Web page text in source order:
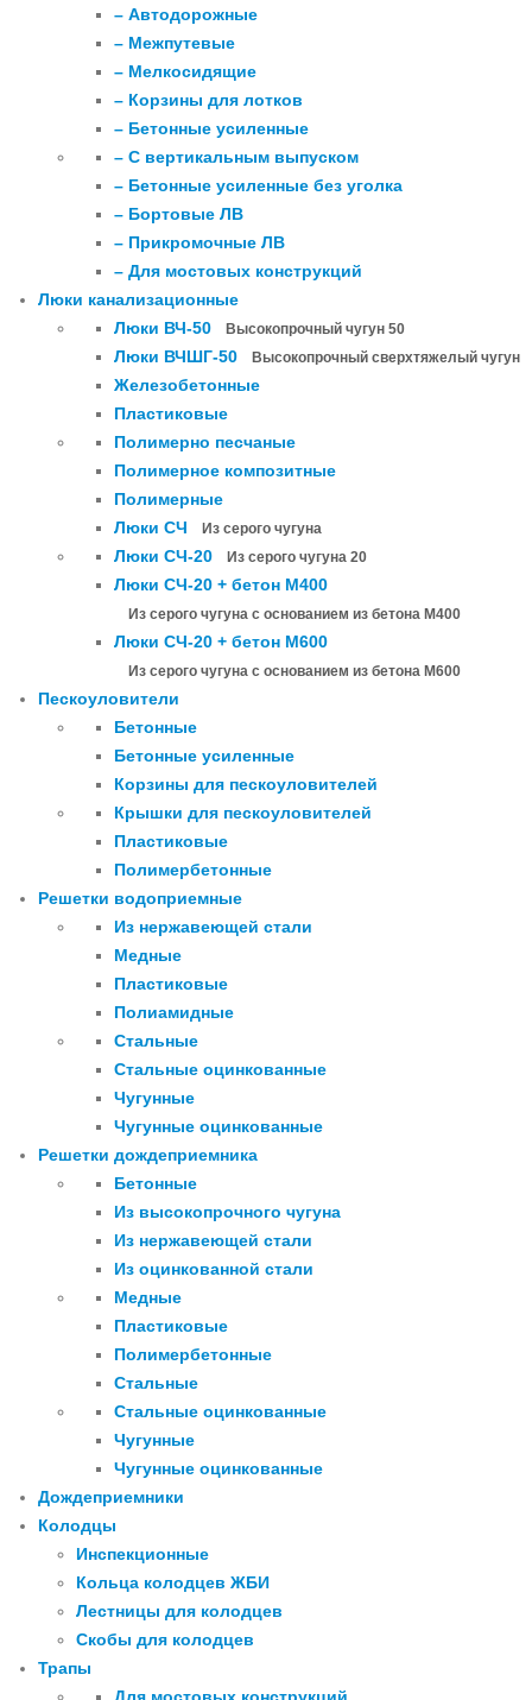
– Автодорожные
– Межпутевые
– Мелкосидящие
– Корзины для лотков
– Бетонные усиленные
– С вертикальным выпуском
– Бетонные усиленные без уголка
– Бортовые ЛВ
– Прикромочные ЛВ
– Для мостовых конструкций
Люки канализационные
Люки ВЧ-50
Высокопрочный чугун 50
Люки ВЧШГ-50 Высокопрочный сверхтяжелый чугун
Железобетонные
Пластиковые
Полимерно песчаные
Полимерное композитные
Полимерные
Люки СЧ
Из серого чугуна
Люки СЧ-20 Из серого чугуна 20
Люки СЧ-20 + бетон М400
Из серого чугуна с основанием из бетона М400
Люки СЧ-20 + бетон М600
Из серого чугуна с основанием из бетона М600
Пескоуловители
Бетонные
Бетонные усиленные
Корзины для пескоуловителей
Крышки для пескоуловителей
Пластиковые
Полимербетонные
Решетки водоприемные
Из нержавеющей стали
Медные
Пластиковые
Полиамидные
Стальные
Стальные оцинкованные
Чугунные
Чугунные оцинкованные
Решетки дождеприемника
Бетонные
Из высокопрочного чугуна
Из нержавеющей стали
Из оцинкованной стали
Медные
Пластиковые
Полимербетонные
Стальные
Стальные оцинкованные
Чугунные
Чугунные оцинкованные
Дождеприемники
Колодцы
Инспекционные
Кольца колодцев ЖБИ
Лестницы для колодцев
Скобы для колодцев
Трапы